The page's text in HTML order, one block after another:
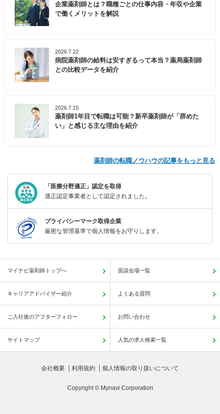
企業薬剤師とは？職種ごとの仕事内容・年収や企業
で働くメリットを解説
2026.7.22
病院薬剤師の給料は安すぎるって本当？薬局薬剤師
との比較データを紹介
2026.7.15
薬剤師1年目で転職は可能？新卒薬剤師が「辞めた
い」と感じる主な理由を紹介
薬剤師の転職ノウハウの記事をもっと見る
「医療分野適正」認定を取得
適正認定事業者として認定されました。
プライバシーマーク取得企業
厳密な管理基準で個人情報をお守りします。
マイナビ薬剤師トップへ 面談会場一覧
キャリアアドバイザー紹介 よくある質問
ご入社後のアフターフォロー お問い合わせ
サイトマップ 人気の求人検索一覧
会社概要 利用規約 個人情報の取り扱いについて
Copyright © Mynavi Corporation